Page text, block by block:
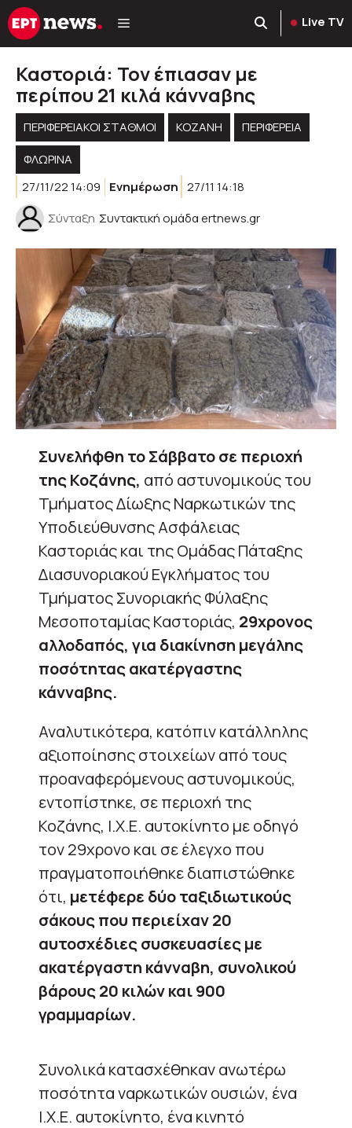
Μετάβαση
σε
Live TV
Καστοριά: Τον έπιασαν με
περίπου 21 κιλά κάνναβης
ΠΕΡΙΦΕΡΕΙΑΚΟΊ ΣΤΑΘΜΟΊ KOZANH
ΠΕΡΙΦΈΡΕΙΑ
ΦΛΩΡΙΝΑ
27/11/22 14:09
Ενημέρωση 27/11 14:18
Σύνταξη Συντακτική ομάδα ertnews.gr
Συνελήφθη το Σάββατο σε περιοχή
της Κοζάνης, από αστυνομικούς του
Τμήματος Δίωξης Ναρκωτικών της
Υποδιεύθυνσης Ασφάλειας
Καστοριάς και της Ομάδας Πάταξης
Διασυνοριακού Εγκλήματος του
Τμήματος Συνοριακής Φύλαξης
Μεσοποταμίας Καστοριάς, 29χρονος
αλλοδαπός, για διακίνηση μεγάλης
ποσότητας ακατέργαστης
κάνναβης.
Αναλυτικότερα, κατόπιν κατάλληλης
αξιοποίησης στοιχείων από τους
προαναφερόμενους αστυνομικούς,
εντοπίστηκε, σε περιοχή της
Κοζάνης, Ι.Χ.Ε. αυτοκίνητο με οδηγό
τον 29χρονο και σε έλεγχο που
πραγματοποιήθηκε διαπιστώθηκε
ότι, μετέφερε δύο ταξιδιωτικούς
σάκους που περιείχαν 20
αυτοσχέδιες συσκευασίες με
ακατέργαστη κάνναβη, συνολικού
βάρους 20 κιλών και 900
γραμμαρίων.
Συνολικά κατασχέθηκαν ανωτέρω
ποσότητα ναρκωτικών ουσιών, ένα
Ι.Χ.Ε. αυτοκίνητο, ένα κινητό